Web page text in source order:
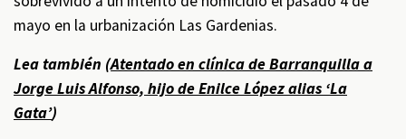
mayo en la urbanización Las Gardenias.
Lea también (Atentado en clínica de Barranquilla a
Jorge Luis Alfonso, hijo de Enilce López alias ‘La
Gata’)